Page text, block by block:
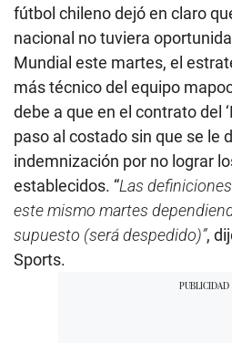
fútbol chileno dejó en claro
nacional no tuviera
Mundial este martes, el
más técnico del equipo
debe a que en el contrato del
paso al costado sin que se le
indemnización por no lograr
establecidos. “Las
este mismo martes
supuesto (será despedido)”,
Sports.